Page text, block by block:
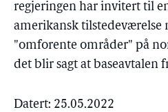
regjeringen har invitert til
amerikansk tilstedeværelse
"omforente områder" på
det blir sagt at baseavtalen
Datert: 25.05.2022